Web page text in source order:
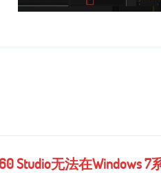
Studio无法在Windows 7